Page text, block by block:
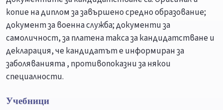
копие на диплом за завършено средно образование;
документ за военна служба; документи за
самоличност, за платена такса за кандидатстване и
декларация, че кандидатът е информиран за
заболяванията , противопоказни за някои
специалности.
Учебници